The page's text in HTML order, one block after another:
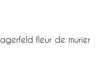
fleur de murier